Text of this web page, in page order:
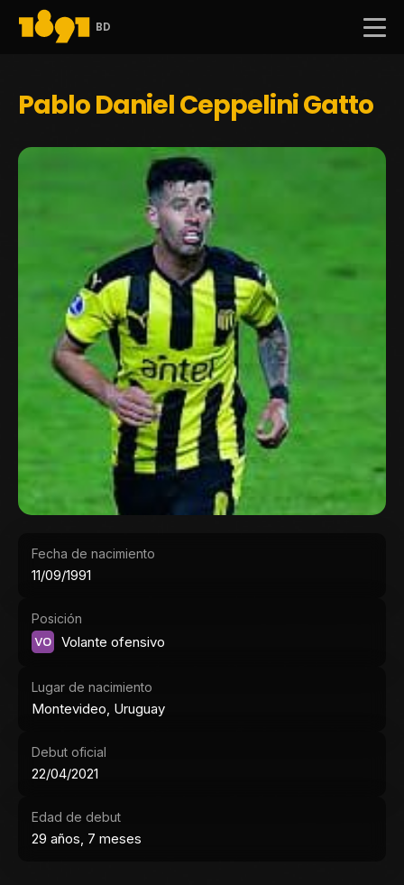
BD
Pablo Daniel Ceppelini Gatto
Fecha de nacimiento
11/09/1991
Posición
VO Volante ofensivo
Lugar de nacimiento
Montevideo, Uruguay
Debut oficial
22/04/2021
Edad de debut
29 años, 7 meses